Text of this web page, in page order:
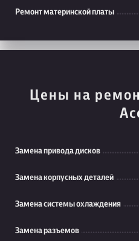
Ремонт материнской платы
Цены на
Замена привода дисков
Замена корпусных деталей
Замена системы охлаждения
Замена разъемов